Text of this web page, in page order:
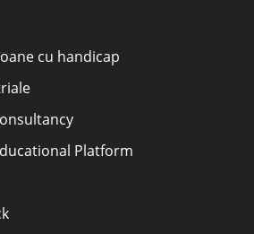
cu handicap
Platform